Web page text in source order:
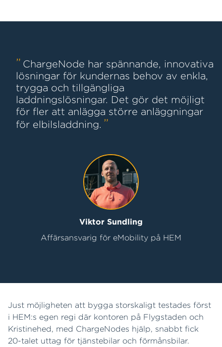
ChargeNode har spännande, innovativa
lösningar för kundernas behov av enkla,
trygga och tillgängliga
laddningslösningar. Det gör det möjligt
för fler att anlägga större anläggningar
för elbilsladdning.
Viktor Sundling
Affärsansvarig för eMobility på HEM
Just möjligheten att bygga storskaligt testades först
i HEM:s egen regi där kontoren på Flygstaden och
Kristinehed, med ChargeNodes hjälp, snabbt fick
20-talet uttag för tjänstebilar och förmånsbilar.